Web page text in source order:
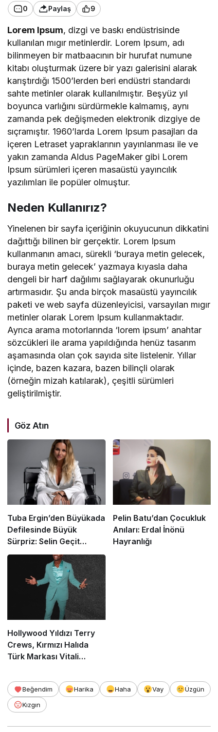
0 Paylaş 9
Lorem Ipsum, dizgi ve baskı endüstrisinde
kullanılan mıgır metinlerdir. Lorem Ipsum, adı
bilinmeyen bir matbaacının bir hurufat numune
kitabı oluşturmak üzere bir yazı galerisini alarak
karıştırdığı 1500’lerden beri endüstri standardı
sahte metinler olarak kullanılmıştır. Beşyüz yıl
boyunca varlığını sürdürmekle kalmamış, aynı
zamanda pek değişmeden elektronik dizgiye de
sıçramıştır. 1960’larda Lorem Ipsum pasajları da
içeren Letraset yapraklarının yayınlanması ile ve
yakın zamanda Aldus PageMaker gibi Lorem
Ipsum sürümleri içeren masaüstü yayıncılık
yazılımları ile popüler olmuştur.
Neden Kullanırız?
Yinelenen bir sayfa içeriğinin okuyucunun dikkatini
dağıttığı bilinen bir gerçektir. Lorem Ipsum
kullanmanın amacı, sürekli ‘buraya metin gelecek,
buraya metin gelecek’ yazmaya kıyasla daha
dengeli bir harf dağılımı sağlayarak okunurluğu
artırmasıdır. Şu anda birçok masaüstü yayıncılık
paketi ve web sayfa düzenleyicisi, varsayılan mıgır
metinler olarak Lorem Ipsum kullanmaktadır.
Ayrıca arama motorlarında ‘lorem ipsum’ anahtar
sözcükleri ile arama yapıldığında henüz tasarım
aşamasında olan çok sayıda site listelenir. Yıllar
içinde, bazen kazara, bazen bilinçli olarak
(örneğin mizah katılarak), çeşitli sürümleri
geliştirilmiştir.
Göz Atın
Tuba Ergin’den Büyükada
Defilesinde Büyük
Sürpriz: Selin Geçit
Podyumda!
Pelin Batu’dan Çocukluk
Anıları: Erdal İnönü
Hayranlığı
Hollywood Yıldızı Terry
Crews, Kırmızı Halıda
Türk Markası Vitali
Beğendim Harika Haha Vay
Üzgün
Kızgın